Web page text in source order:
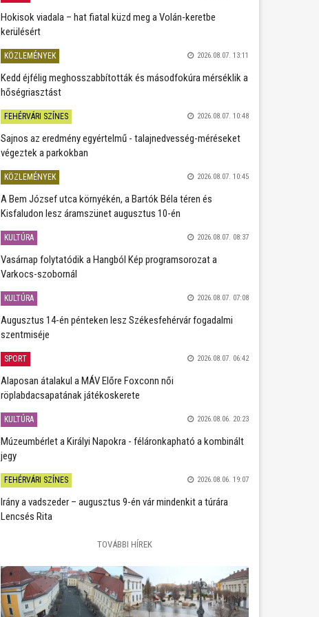
Hokisok viadala – hat fiatal küzd meg a Volán-keretbe
kerülésért
KÖZLEMÉNYEK 2026.08.07. 13:11
Kedd éjfélig meghosszabbították és másodfokúra mérséklik a
hőségriasztást
FEHÉRVÁRI SZÍNES 2026.08.07. 10:48
Sajnos az eredmény egyértelmű - talajnedvesség-méréseket
végeztek a parkokban
KÖZLEMÉNYEK 2026.08.07. 10:45
A Bem József utca környékén, a Bartók Béla téren és
Kisfaludon lesz áramszünet augusztus 10-én
KULTÚRA 2026.08.07. 08:37
Vasárnap folytatódik a Hangból Kép programsorozat a
Varkocs-szobornál
KULTÚRA 2026.08.07. 07:08
Augusztus 14-én pénteken lesz Székesfehérvár fogadalmi
szentmiséje
SPORT 2026.08.07. 06:42
Alaposan átalakul a MÁV Előre Foxconn női
röplabdacsapatának játékoskerete
KULTÚRA 2026.08.06. 20:23
Múzeumbérlet a Királyi Napokra - féláronkapható a kombinált
jegy
FEHÉRVÁRI SZÍNES 2026.08.06. 19:07
Irány a vadszeder – augusztus 9-én vár mindenkit a túrára
Lencsés Rita
TOVÁBBI HÍREK